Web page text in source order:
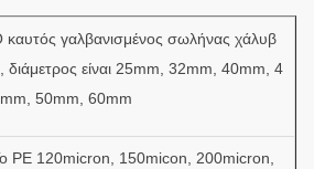
καυτός γαλβανισμένος σωλήνας χάλυβ
διάμετρος είναι 25mm, 32mm, 40mm, 4
50mm, 60mm
PE 120micron, 150micon, 200micron,